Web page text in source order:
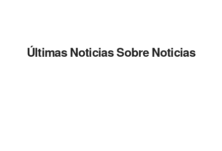
Últimas Noticias Sobre Noticias